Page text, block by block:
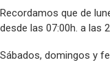
Recordamos que de
desde las 07:00h. a las
Sábados, domingos y